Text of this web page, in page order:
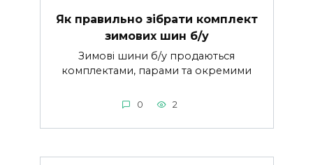
Як правильно зібрати комплект
зимових шин б/у
Зимові шини б/у продаються
комплектами, парами та окремими
0 2